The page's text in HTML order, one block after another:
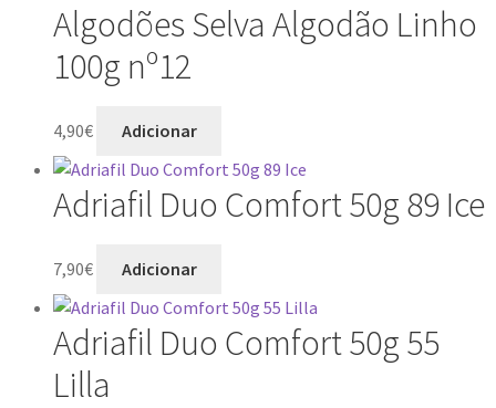
Algodões Selva Algodão Linho
100g nº12
4,90€ Adicionar
Adriafil Duo Comfort 50g 89 Ice
7,90€ Adicionar
Adriafil Duo Comfort 50g 55
Lilla